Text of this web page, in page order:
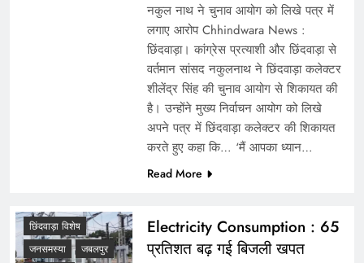
नकुल नाथ ने चुनाव आयोग को लिखे पत्र में
लगाए आरोप Chhindwara News :
छिंदवाड़ा। कांग्रेस प्रत्याशी और छिंदवाड़ा से
वर्तमान सांसद नकुलनाथ ने छिंदवाड़ा कलेक्टर
शीलेंद्र सिंह की चुनाव आयोग से शिकायत की
है। उन्होंने मुख्य निर्वाचन आयोग को लिखे
अपने पत्र में छिंदवाड़ा कलेक्टर की शिकायत
करते हुए कहा कि… ‘मैं आपका ध्यान…
Read More
छिंदवाड़ा विशेष
जनसमस्या
जबलपुर
Electricity Consumption : 65
प्रतिशत बढ़ गई बिजली खपत